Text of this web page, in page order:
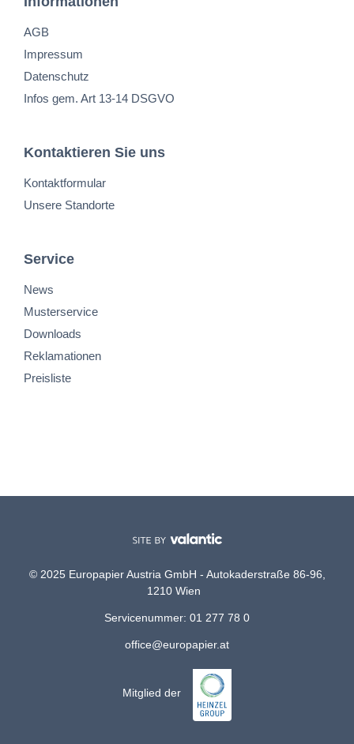
AGB
Impressum
Datenschutz
Infos gem. Art 13-14 DSGVO
Kontaktieren Sie uns
Kontaktformular
Unsere Standorte
Service
News
Musterservice
Downloads
Reklamationen
Preisliste
© 2025 Europapier Austria GmbH - Autokaderstraße 86-96,
1210 Wien
Servicenummer: 01 277 78 0
office@europapier.at
Mitglied der